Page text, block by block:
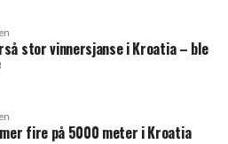
stor vinnersjanse i Kroatia – ble
fire på 5000 meter i Kroatia